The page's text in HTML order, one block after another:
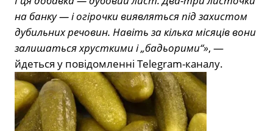
на банку — і огірочки виявляться під захистом
дубильних речовин. Навіть за кілька місяців вони
залишаться хрусткими і „бадьорими“», —
йдеться у повідомленні Telegram-каналу.